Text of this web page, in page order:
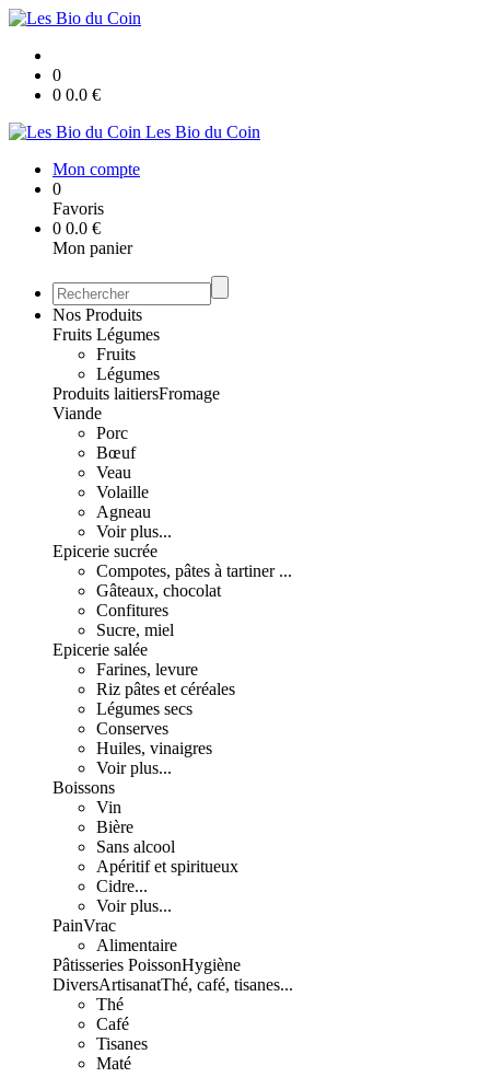
0
0 0.0 €
Les Bio du Coin
Mon compte
0
Favoris
0 0.0 €
Mon panier
Nos Produits
Fruits Légumes
Fruits
Légumes
Produits laitiersFromage
Viande
Porc
Bœuf
Veau
Volaille
Agneau
Voir plus...
Epicerie sucrée
Compotes, pâtes à tartiner ...
Gâteaux, chocolat
Confitures
Sucre, miel
Epicerie salée
Farines, levure
Riz pâtes et céréales
Légumes secs
Conserves
Huiles, vinaigres
Voir plus...
Boissons
Vin
Bière
Sans alcool
Apéritif et spiritueux
Cidre...
Voir plus...
PainVrac
Alimentaire
Pâtisseries PoissonHygiène
DiversArtisanatThé, café, tisanes...
Thé
Café
Tisanes
Maté